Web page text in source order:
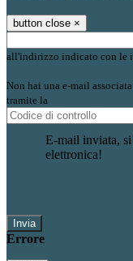
button close ×
all'indirizzo indicato con le
Non hai una e-mail
tramite la
E-mail inviata,
elettronica!
Errore